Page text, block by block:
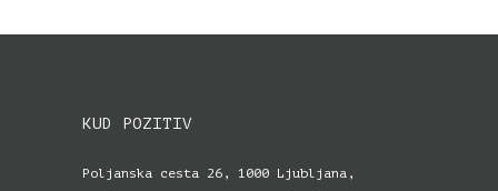
KUD POZITIV
Poljanska cesta 26, 1000 Ljubljana,